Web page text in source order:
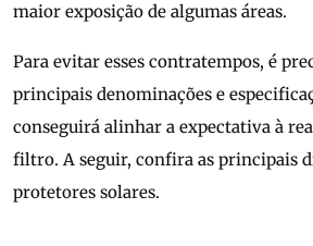
maior exposição de algumas áreas.
Para evitar esses contratempos, é
principais denominações e
conseguirá alinhar a expectativa à
filtro. A seguir, confira as principais
protetores solares.